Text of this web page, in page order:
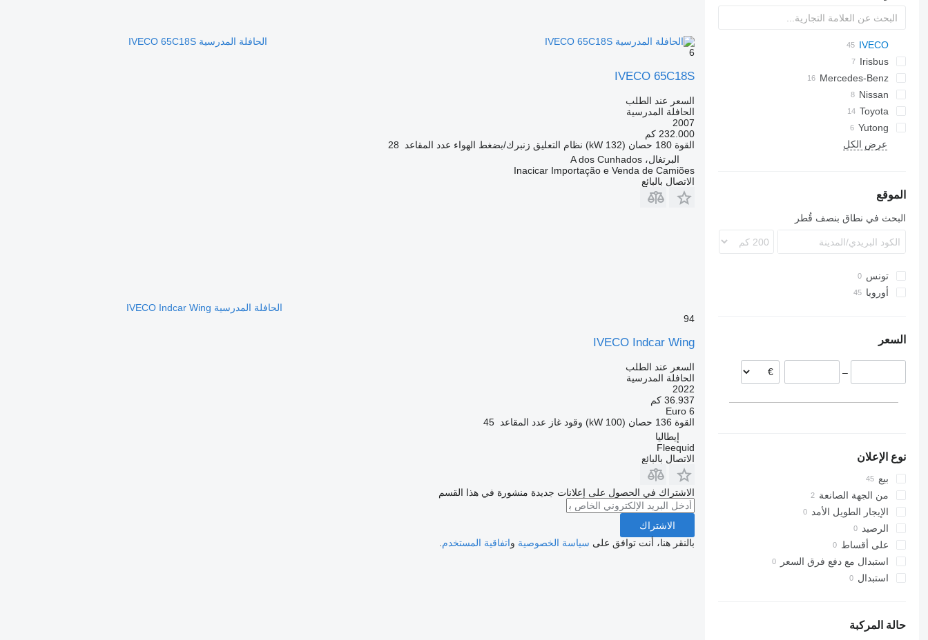
D-093
Ducato
E-series
LiesseIVECO
Crossway
Daily
Daily 45
Daily 50
Daily 60
Mobi
Wing
530
Irisbus
Crossway
Recreo
Mercedes-Benz
Citaro
Intouro
MB
O-series
Nissan
Civilian
Navigo
Ponticelli
PrestijToyota
Coaster
Futura
Crafter
Yutong
ZK
عرض الكل
الموقع
البحث في نطاق بنصف قُطر
تونس
أوروبا
بولندا
السويد
السعر
–
نوع الإعلان
بيع
من الجهة الصانعة
الإيجار الطويل الأمد
الرصيد
على أقساط
استبدال مع دفع فرق السعر
استبدال
حالة المركبة
الحافلة المدرسية IVECO 65C18S
6
IVECO 65C18S
السعر عند الطلب
الحافلة المدرسية
2007
232.000 كم
القوة 180 حصان (132 kW) نظام التعليق زنبرك/بضغط الهواء عدد المقاعد
28
البرتغال، A dos Cunhados
Inacicar Importação e Venda de Camiões
الاتصال بالبائع
الحافلة المدرسية IVECO Indcar Wing
94
IVECO Indcar Wing
السعر عند الطلب
الحافلة المدرسية
2022
36.937 كم
Euro 6
القوة 136 حصان (100 kW) وقود غاز عدد المقاعد
45
إيطاليا
Fleequid
الاتصال بالبائع
الاشتراك في الحصول على إعلانات جديدة منشورة في هذا القسم
الاشتراك
بالنقر هنا، أنت توافق على سياسة الخصوصية واتفاقية المستخدم